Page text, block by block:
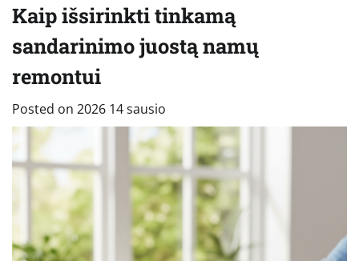
Kaip išsirinkti tinkamą
sandarinimo juostą namų
remontui
Posted on 2026 14 sausio